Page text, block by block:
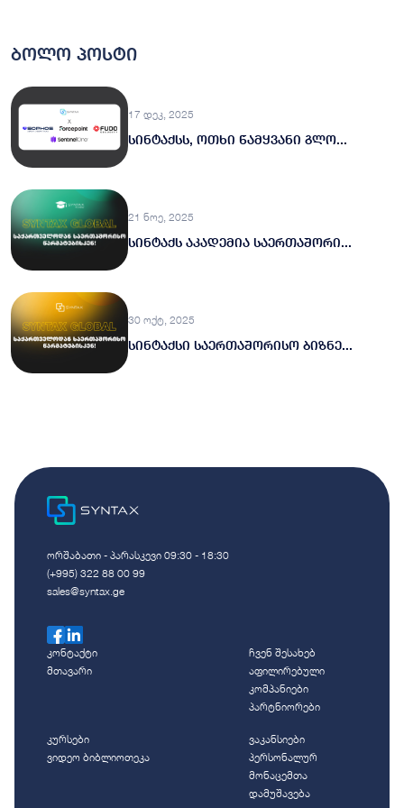
ბოლო პოსტი
17 დეკ, 2025
სინტაქსს, ოთხი წამყვანი გლო...
21 ნოე, 2025
სინტაქს აკადემია საერთაშორი...
30 ოქტ, 2025
სინტაქსი საერთაშორისო ბიზნე...
ორშაბათი - პარასკევი 09:30 - 18:30
(+995) 322 88 00 99
sales@syntax.ge
კონტაქტი
მთავარი
ჩვენ შესახებ
აფილირებული
კომპანიები
პარტნიორები
კურსები
ვიდეო ბიბლიოთეკა
ვაკანსიები
პერსონალურ
მონაცემთა
დამუშავება